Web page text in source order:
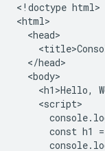
<!doctype html>
<html>
<head>
</head>
<body>
<h1>Hello,
<script>
const h1 =